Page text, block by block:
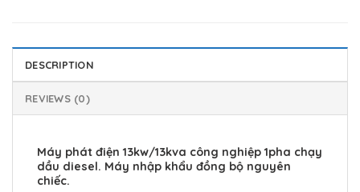
DESCRIPTION
REVIEWS (0)
Máy phát điện 13kw/13kva công nghiệp 1pha chạy
dầu diesel. Máy nhập khẩu đồng bộ nguyên
chiếc.